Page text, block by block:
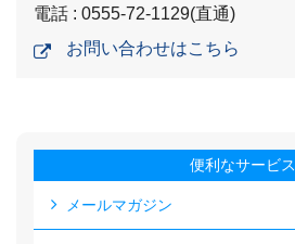
電話 : 0555-72-1129(直通)
お問い合わせはこちら
便利なサービス
メールマガジン